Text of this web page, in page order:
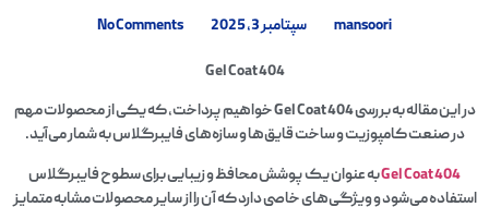
mansoori سپتامبر 3, 2025 No Comments
Gel Coat 404
در این مقاله به بررسی Gel Coat 404 خواهیم پرداخت، که یکی از محصولات مهم
در صنعت کامپوزیت و ساخت قایق‌ها و سازه‌های فایبرگلاس به شمار می‌آید.
Gel Coat 404به عنوان یک پوشش محافظ و زیبایی برای سطوح فایبرگلاس
استفاده می‌شود و ویژگی‌های خاصی دارد که آن را از سایر محصولات مشابه متمایز